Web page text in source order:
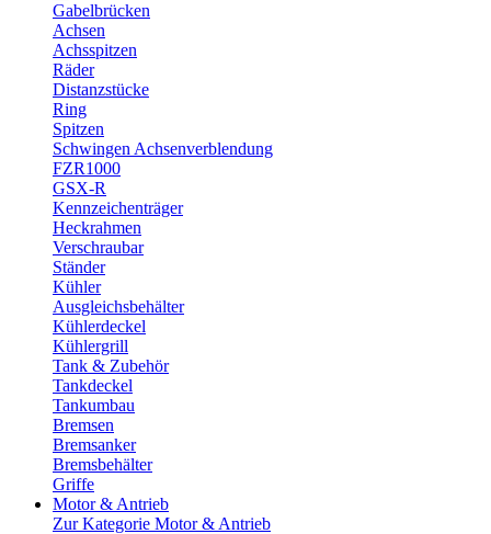
Gabelbrücken
Achsen
Achsspitzen
Räder
Distanzstücke
Ring
Spitzen
Schwingen Achsenverblendung
FZR1000
GSX-R
Kennzeichenträger
Heckrahmen
Verschraubar
Ständer
Kühler
Ausgleichsbehälter
Kühlerdeckel
Kühlergrill
Tank & Zubehör
Tankdeckel
Tankumbau
Bremsen
Bremsanker
Bremsbehälter
Griffe
Motor & Antrieb
Zur Kategorie Motor & Antrieb